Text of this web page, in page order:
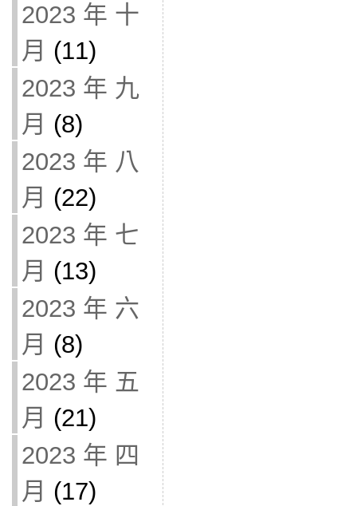
2023 年 十
月 (11)
2023 年 九
月 (8)
2023 年 八
月 (22)
2023 年 七
月 (13)
2023 年 六
月 (8)
2023 年 五
月 (21)
2023 年 四
月 (17)